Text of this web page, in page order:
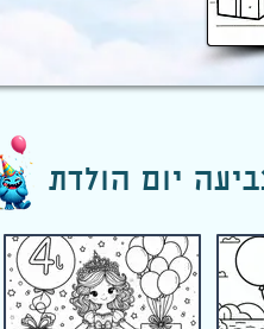
יום הולדת